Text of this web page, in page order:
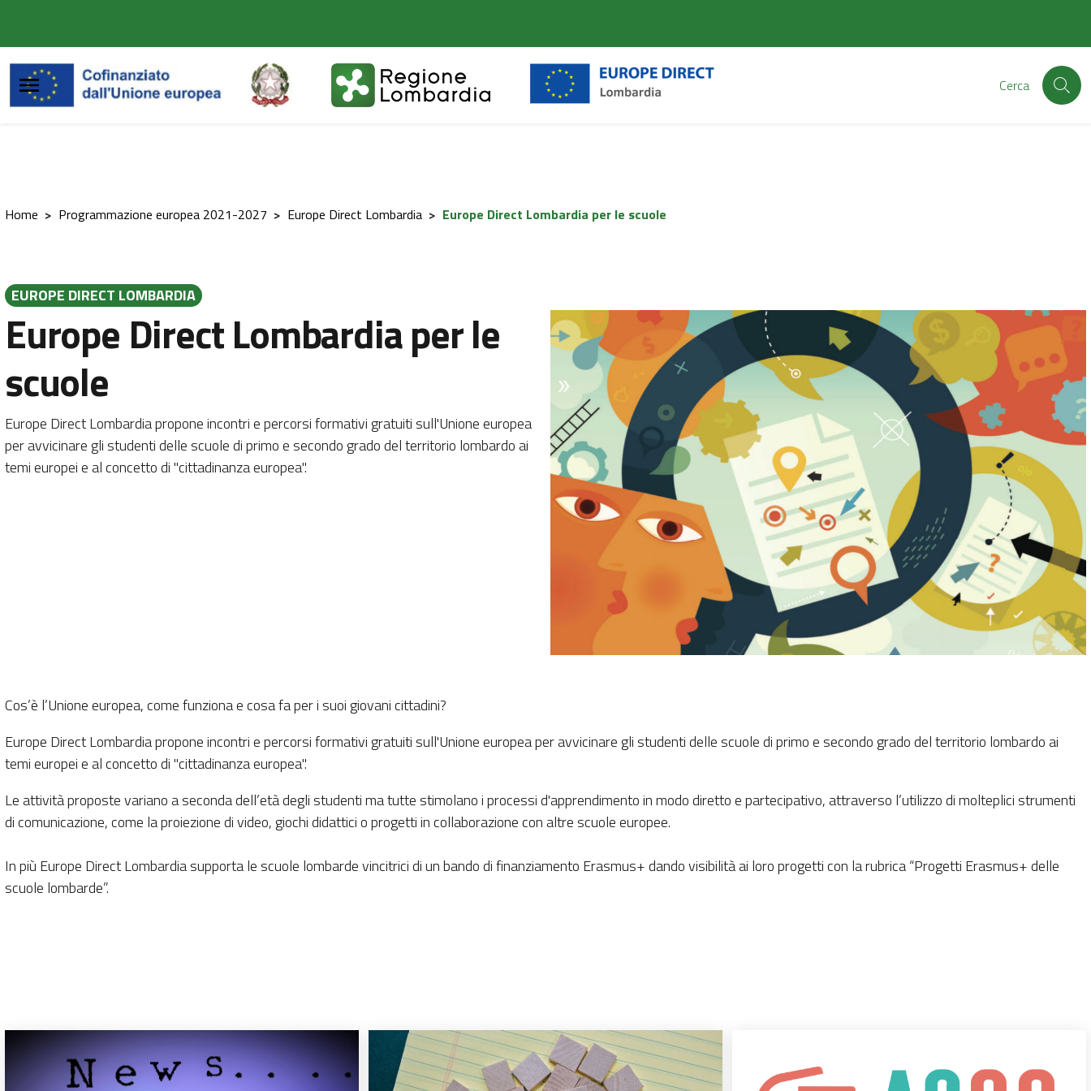
Cerca
Home > Programmazione europea 2021-2027 > Europe Direct Lombardia > Europe Direct Lombardia per le scuole
EUROPE DIRECT LOMBARDIA
Europe Direct Lombardia per le
scuole
Europe Direct Lombardia propone incontri e percorsi formativi gratuiti sull'Unione europea
per avvicinare gli studenti delle scuole di primo e secondo grado del territorio lombardo ai
temi europei e al concetto di "cittadinanza europea".
Cos’è l’Unione europea, come funziona e cosa fa per i suoi giovani cittadini?
Europe Direct Lombardia propone incontri e percorsi formativi gratuiti sull'Unione europea per avvicinare gli studenti delle scuole di primo e secondo grado del territorio lombardo ai
temi europei e al concetto di "cittadinanza europea".
Le attività proposte variano a seconda dell’età degli studenti ma tutte stimolano i processi d'apprendimento in modo diretto e partecipativo, attraverso l’utilizzo di molteplici strumenti
di comunicazione, come la proiezione di video, giochi didattici o progetti in collaborazione con altre scuole europee.
In più Europe Direct Lombardia supporta le scuole lombarde vincitrici di un bando di finanziamento Erasmus+ dando visibilità ai loro progetti con la rubrica “Progetti Erasmus+ delle
scuole lombarde”.